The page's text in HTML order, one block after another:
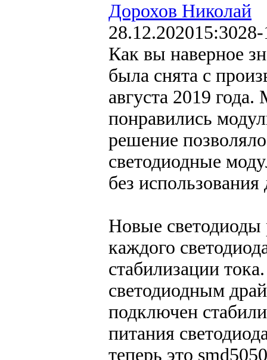
Дорохов Николай
28.12.202015:30
Как вы наверное
была снята с
августа 2019
понравились
решение
светодиодные
без
Новые
каждого
стабилизации
светодиодным
подключен
питания
теперь это